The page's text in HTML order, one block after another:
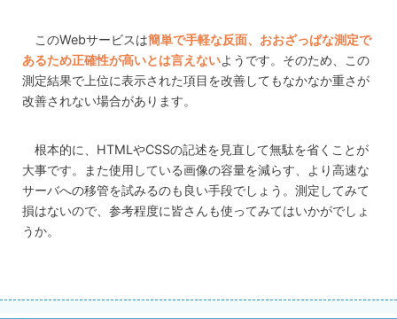
このWebサービスは簡単で手軽な反面、おおざっぱな測定で
あるため正確性が高いとは言えないようです。そのため、この
測定結果で上位に表示された項目を改善してもなかなか重さが
改善されない場合があります。
根本的に、HTMLやCSSの記述を見直して無駄を省くことが
大事です。また使用している画像の容量を減らす、より高速な
サーバへの移管を試みるのも良い手段でしょう。測定してみて
損はないので、参考程度に皆さんも使ってみてはいかがでしょ
うか。